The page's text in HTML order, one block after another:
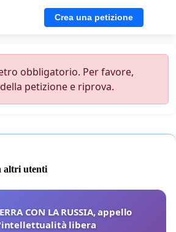
Crea una petizione
obbligatorio. Per favore,
petizione e riprova.
altri utenti
CON LA RUSSIA, appello
libera